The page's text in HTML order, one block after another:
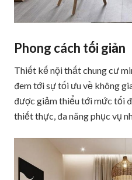
Phong cách tối giản
Thiết kế nội thất chung cư
đem tới sự tối ưu về không
được giảm thiểu tới mức tối
thiết thực, đa năng phục vụ